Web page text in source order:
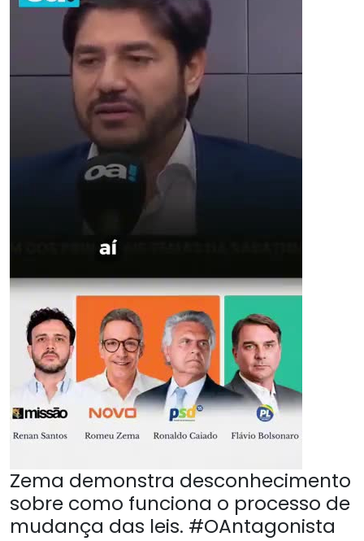
Zema demonstra desconhecimento
sobre como funciona o processo de
mudança das leis. #OAntagonista